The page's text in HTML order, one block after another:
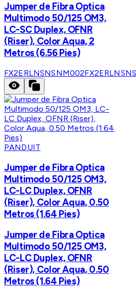
Jumper de Fibra Optica
Multimodo 50/125 OM3,
LC-SC Duplex, OFNR
(Riser), Color Aqua, 2
Metros (6.56 Pies)
FX2ERLNSNSNM002
PANDUIT
Jumper de Fibra Optica
Multimodo 50/125 OM3,
LC-LC Duplex, OFNR
(Riser), Color Aqua, 0.50
Metros (1.64 Pies)
Jumper de Fibra Optica
Multimodo 50/125 OM3,
LC-LC Duplex, OFNR
(Riser), Color Aqua, 0.50
Metros (1.64 Pies)